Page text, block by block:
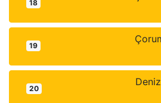
18
19
20